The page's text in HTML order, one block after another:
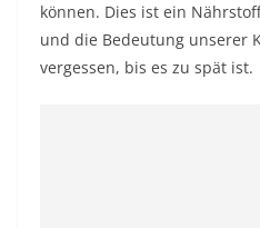
können. Dies ist ein
und die Bedeutung unserer
vergessen, bis es zu spät ist.